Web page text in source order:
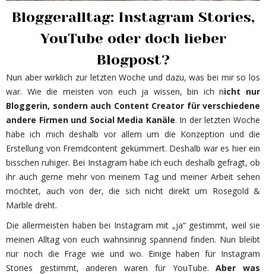
Bloggeralltag: Instagram Stories,
YouTube oder doch lieber
Blogpost?
Nun aber wirklich zur letzten Woche und dazu, was bei mir so los
war. Wie die meisten von euch ja wissen, bin ich nicht nur
Bloggerin, sondern auch Content Creator für verschiedene
andere Firmen und Social Media Kanäle. In der letzten Woche
habe ich mich deshalb vor allem um die Konzeption und die
Erstellung von Fremdcontent gekümmert. Deshalb war es hier ein
bisschen ruhiger. Bei Instagram habe ich euch deshalb gefragt, ob
ihr auch gerne mehr von meinem Tag und meiner Arbeit sehen
möchtet, auch von der, die sich nicht direkt um Rosegold &
Marble dreht.
Die allermeisten haben bei Instagram mit „ja“ gestimmt, weil sie
meinen Alltag von euch wahnsinnig spannend finden. Nun bleibt
nur noch die Frage wie und wo. Einige haben für Instagram
Stories gestimmt, anderen waren für YouTube.Aber was